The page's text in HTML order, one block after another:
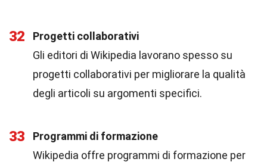
32
Progetti collaborativi
Gli editori di Wikipedia lavorano spesso su
progetti collaborativi per migliorare la qualità
degli articoli su argomenti specifici.
33
Programmi di formazione
Wikipedia offre programmi di formazione per